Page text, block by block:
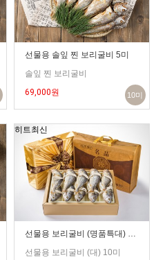
선물용 솔잎 찐 보리굴비 5미
솔잎 찐 보리굴비
69,000원
10미
히트 최신
선물용 보리굴비 (명품특대) 10미
선물용 보리굴비 (대) 10미